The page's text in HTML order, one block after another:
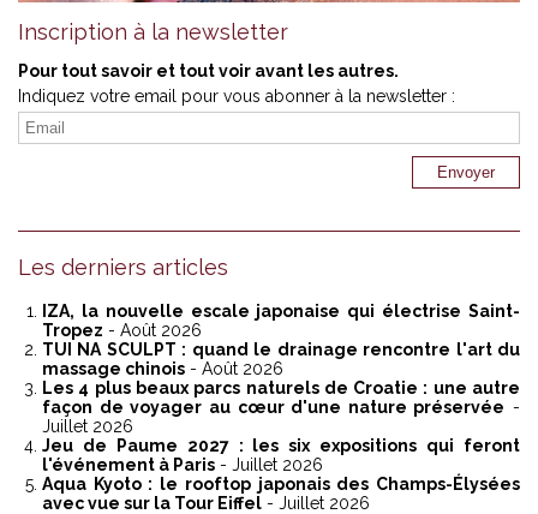
Inscription à la newsletter
Pour tout savoir et tout voir avant les autres.
Indiquez votre email pour vous abonner à la newsletter :
Les derniers articles
IZA, la nouvelle escale japonaise qui électrise Saint-
Tropez - Août 2026
TUI NA SCULPT : quand le drainage rencontre l'art du
massage chinois - Août 2026
Les 4 plus beaux parcs naturels de Croatie : une autre
façon de voyager au cœur d'une nature préservée -
Juillet 2026
Jeu de Paume 2027 : les six expositions qui feront
l'événement à Paris - Juillet 2026
Aqua Kyoto : le rooftop japonais des Champs-Élysées
avec vue sur la Tour Eiffel - Juillet 2026